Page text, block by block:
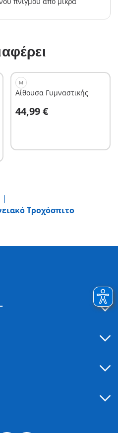
Τροχόσπιτο
M
Αίθουσα Γυμναστικής
44,99 €